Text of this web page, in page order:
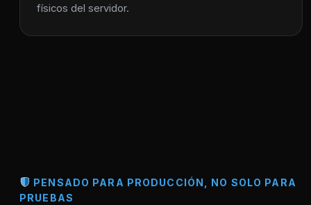
físicos del servidor.
PENSADO PARA PRODUCCIÓN, NO SOLO PARA
PRUEBAS